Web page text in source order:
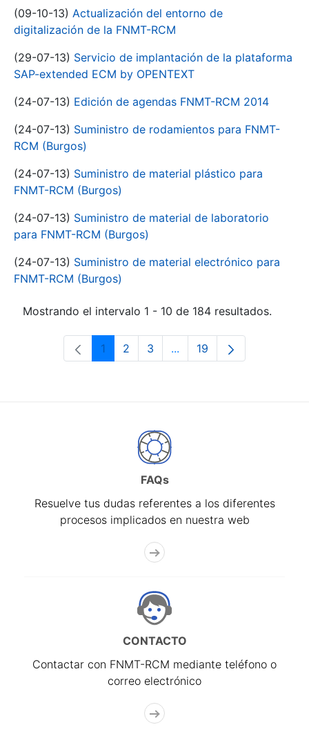
(09-10-13) Actualización del entorno de
digitalización de la FNMT-RCM
(29-07-13) Servicio de implantación de la plataforma
SAP-extended ECM by OPENTEXT
(24-07-13) Edición de agendas FNMT-RCM 2014
(24-07-13) Suministro de rodamientos para FNMT-
RCM (Burgos)
(24-07-13) Suministro de material plástico para
FNMT-RCM (Burgos)
(24-07-13) Suministro de material de laboratorio
para FNMT-RCM (Burgos)
(24-07-13) Suministro de material electrónico para
FNMT-RCM (Burgos)
Mostrando el intervalo 1 - 10 de 184 resultados.
Página
1 Página
2 Página
3 ...Páginas intermedias Use
Página
19
FAQs
Resuelve tus dudas referentes a los diferentes
procesos implicados en nuestra web
CONTACTO
Contactar con FNMT-RCM mediante teléfono o
correo electrónico